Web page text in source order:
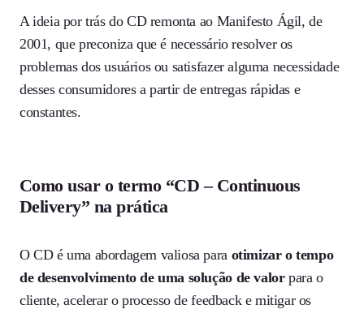
A ideia por trás do CD remonta ao Manifesto Ágil, de
2001, que preconiza que é necessário resolver os
problemas dos usuários ou satisfazer alguma necessidade
desses consumidores a partir de entregas rápidas e
constantes.
Como usar o termo “CD – Continuous
Delivery” na prática
O CD é uma abordagem valiosa para otimizar o tempo
de desenvolvimento de uma solução de valorpara o
cliente, acelerar o processo de feedback e mitigar os